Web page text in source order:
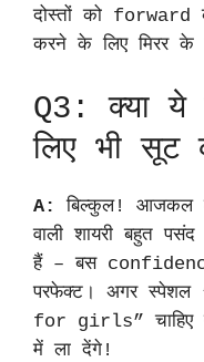
दोस्तों को
करने के लिए मिरर के
Q3: क्या ये
लिए भी सूट
A:
बिल्कुल! आजकल
वाली शायरी बहुत
हैं – बस
परफेक्ट। अगर
for girls” चाहिए
में ला देंगे!